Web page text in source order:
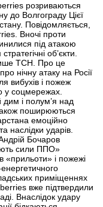
розриваються
до Волгограду Цієї
Повідомляється,
Вночі проти
під атакою
об’єкти.
ТСН. Про це
нічну атаку на Росії
вибухів і пожеж
у соцмережах.
дим і полум’я над
поширюються
емоційно
наслідки ударів.
Бочаров
сили ППО»
«прильоти» і пожежі
приміщеннях
вже підтвердили
Внаслідок удару